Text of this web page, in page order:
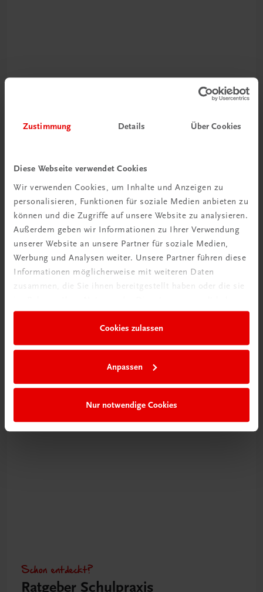
Zustimmung Details Über Cookies
Diese Webseite verwendet Cookies
Wir verwenden Cookies, um Inhalte und Anzeigen zu
personalisieren, Funktionen für soziale Medien anbieten zu
können und die Zugriffe auf unsere Website zu analysieren.
Außerdem geben wir Informationen zu Ihrer Verwendung
unserer Website an unsere Partner für soziale Medien,
Werbung und Analysen weiter. Unsere Partner führen diese
Informationen möglicherweise mit weiteren Daten
zusammen, die Sie ihnen bereitgestellt haben oder die sie
Cookies zulassen
Anpassen
Nur notwendige Cookies
Newsletter abonnieren
Jetzt anmelden
Videos mit
Tipps & Tricks
Mehr dazu
Schon entdeckt?
Ratgeber Schulpraxis